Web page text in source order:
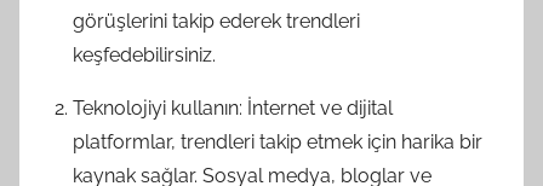
görüşlerini takip ederek trendleri
keşfedebilirsiniz.
Teknolojiyi kullanın: İnternet ve dijital
platformlar, trendleri takip etmek için harika bir
kaynak sağlar. Sosyal medya, bloglar ve